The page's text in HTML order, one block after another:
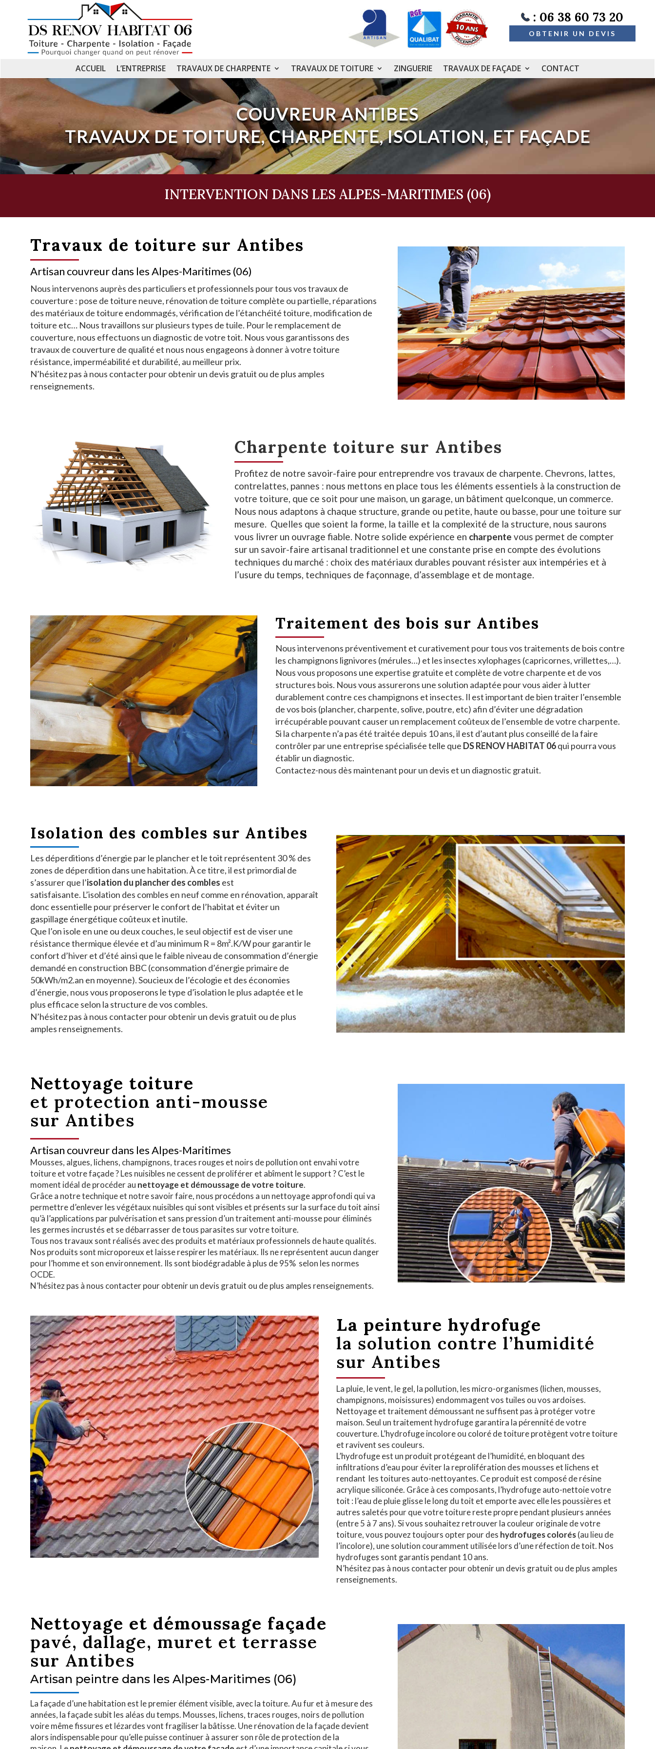
: 06 38 60 73 20
OBTENIR UN DEVIS
ACCUEIL L’ENTREPRISE TRAVAUX DE CHARPENTE TRAVAUX DE TOITURE ZINGUERIE TRAVAUX DE FAÇADE CONTACT
COUVREUR ANTIBES
TRAVAUX DE TOITURE, CHARPENTE, ISOLATION, ET FAÇADE
INTERVENTION DANS LES ALPES-MARITIMES (06)
Travaux de toiture sur Antibes
Artisan couvreur dans les Alpes-Maritimes (06)
Nous intervenons auprès des particuliers et professionnels pour tous vos travaux de
couverture : pose de toiture neuve, rénovation de toiture complète ou partielle, réparations
des matériaux de toiture endommagés, vérification de l’étanchéité toiture, modification de
toiture etc… Nous travaillons sur plusieurs types de tuile. Pour le remplacement de
couverture, nous effectuons un diagnostic de votre toit. Nous vous garantissons des
travaux de couverture de qualité et nous nous engageons à donner à votre toiture
résistance, imperméabilité et durabilité, au meilleur prix.
N’hésitez pas à nous contacter pour obtenir un devis gratuit ou de plus amples
renseignements.
Charpente toiture sur Antibes
Profitez de notre savoir-faire pour entreprendre vos travaux de charpente. Chevrons, lattes,
contrelattes, pannes : nous mettons en place tous les éléments essentiels à la construction de
votre toiture, que ce soit pour une maison, un garage, un bâtiment quelconque, un commerce.
Nous nous adaptons à chaque structure, grande ou petite, haute ou basse, pour une toiture sur
mesure. Quelles que soient la forme, la taille et la complexité de la structure, nous saurons
vous livrer un ouvrage fiable. Notre solide expérience en charpente vous permet de compter
sur un savoir-faire artisanal traditionnel et une constante prise en compte des évolutions
techniques du marché : choix des matériaux durables pouvant résister aux intempéries et à
l’usure du temps, techniques de façonnage, d’assemblage et de montage.
Traitement des bois sur Antibes
Nous intervenons préventivement et curativement pour tous vos traitements de bois contre
les champignons lignivores (mérules…) et les insectes xylophages (capricornes, vrillettes,…).
Nous vous proposons une expertise gratuite et complète de votre charpente et de vos
structures bois. Nous vous assurerons une solution adaptée pour vous aider à lutter
durablement contre ces champignons et insectes. Il est important de bien traiter l’ensemble
de vos bois (plancher, charpente, solive, poutre, etc) afin d’éviter une dégradation
irrécupérable pouvant causer un remplacement coûteux de l’ensemble de votre charpente.
Si la charpente n’a pas été traitée depuis 10 ans, il est d’autant plus conseillé de la faire
contrôler par une entreprise spécialisée telle que DS RENOV HABITAT 06qui pourra vous
établir un diagnostic.
Contactez-nous dès maintenant pour un devis et un diagnostic gratuit.
Isolation des combles sur Antibes
Les déperditions d’énergie par le plancher et le toit représentent 30 % des
zones de déperdition dans une habitation. À ce titre, il est primordial de
s’assurer que l’isolation du plancher des combles est
satisfaisante. L’isolation des combles en neuf comme en rénovation, apparaît
donc essentielle pour préserver le confort de l’habitat et éviter un
gaspillage énergétique coûteux et inutile.
Que l’on isole en une ou deux couches, le seul objectif est de viser une
résistance thermique élevée et d’au minimum R = 8m².K/W pour garantir le
confort d’hiver et d’été ainsi que le faible niveau de consommation d’énergie
demandé en construction BBC (consommation d’énergie primaire de
50kWh/m2.an en moyenne). Soucieux de l’écologie et des économies
d’énergie, nous vous proposerons le type d’isolation le plus adaptée et le
plus efficace selon la structure de vos combles.
N’hésitez pas à nous contacter pour obtenir un devis gratuit ou de plus
amples renseignements.
Nettoyage toiture
et protection anti-mousse
sur Antibes
Artisan couvreur dans les Alpes-Maritimes
Mousses, algues, lichens, champignons, traces rouges et noirs de pollution ont envahi votre
toiture et votre façade ? Les nuisibles ne cessent de proliférer et abîment le support ? C’est le
moment idéal de procéder au nettoyage et démoussage de votre toiture.
Grâce a notre technique et notre savoir faire, nous procédons a un nettoyage approfondi qui va
permettre d’enlever les végétaux nuisibles qui sont visibles et présents sur la surface du toit ainsi
qu’à l’applications par pulvérisation et sans pression d’un traitement anti-mousse pour éliminés
les germes incrustés et se débarrasser de tous parasites sur votre toiture.
Tous nos travaux sont réalisés avec des produits et matériaux professionnels de haute qualités.
Nos produits sont microporeux et laisse respirer les matériaux. Ils ne représentent aucun danger
pour l’homme et son environnement. Ils sont biodégradable à plus de 95% selon les normes
OCDE.
N’hésitez pas à nous contacter pour obtenir un devis gratuit ou de plus amples renseignements.
La peinture hydrofuge
la solution contre l’humidité
sur Antibes
La pluie, le vent, le gel, la pollution, les micro-organismes (lichen, mousses,
champignons, moisissures) endommagent vos tuiles ou vos ardoises.
Nettoyage et traitement démoussant ne suffisent pas à protéger votre
maison. Seul un traitement hydrofuge garantira la pérennité de votre
couverture. L’hydrofuge incolore ou coloré de toiture protègent votre toiture
et ravivent ses couleurs.
L’hydrofuge est un produit protégeant de l’humidité, en bloquant des
infiltrations d’eau pour éviter la reprolifération des mousses et lichens et
rendant les toitures auto-nettoyantes. Ce produit est composé de résine
acrylique siliconée. Grâce à ces composants, l’hydrofuge auto-nettoie votre
toit : l’eau de pluie glisse le long du toit et emporte avec elle les poussières et
autres saletés pour que votre toiture reste propre pendant plusieurs années
(entre 5 à 7 ans). Si vous souhaitez retrouver la couleur originale de votre
toiture, vous pouvez toujours opter pour des hydrofuges colorés(au lieu de
l’incolore), une solution couramment utilisée lors d’une réfection de toit. Nos
hydrofuges sont garantis pendant 10 ans.
N’hésitez pas à nous contacter pour obtenir un devis gratuit ou de plus amples
renseignements.
Nettoyage et démoussage façade
pavé, dallage, muret et terrasse
sur Antibes
Artisan peintre dans les Alpes-Maritimes (06)
La façade d’une habitation est le premier élément visible, avec la toiture. Au fur et à mesure des
années, la façade subit les aléas du temps. Mousses, lichens, traces rouges, noirs de pollution
voire même fissures et lézardes vont fragiliser la bâtisse. Une rénovation de la façade devient
alors indispensable pour qu’elle puisse continuer à assurer son rôle de protection de la